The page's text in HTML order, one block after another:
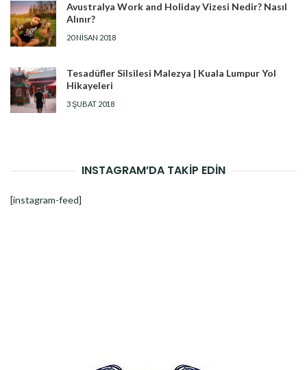
Avustralya Work and Holiday Vizesi Nedir? Nasıl
Alınır?
20 NISAN 2018
Tesadüfler Silsilesi Malezya | Kuala Lumpur Yol
Hikayeleri
3 ŞUBAT 2018
INSTAGRAM’DA TAKİP EDİN
[instagram-feed]